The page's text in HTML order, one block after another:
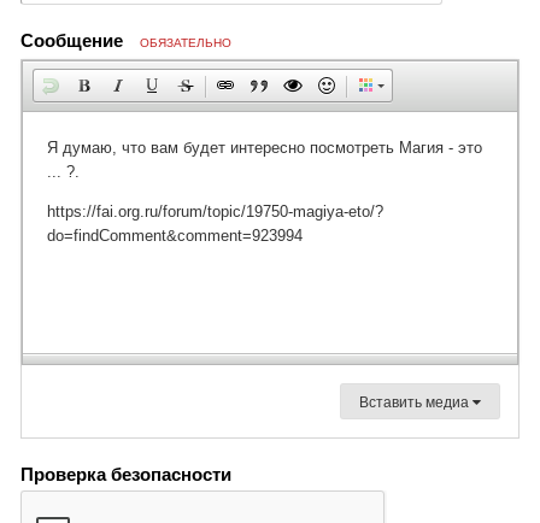
Сообщение ОБЯЗАТЕЛЬНО
Вставить медиа
Проверка безопасности